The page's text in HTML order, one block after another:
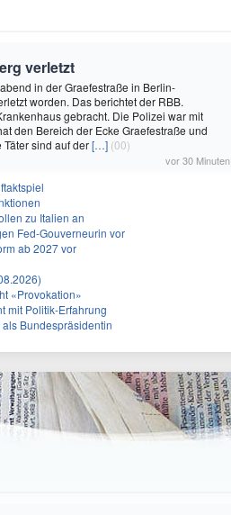
verletzt
in der Graefestraße in Berlin-
worden. Das berichtet der RBB.
gebracht. Die Polizei war mit
den Bereich der Ecke Graefestraße und
sind auf der[…] (00)
vor 30 Minuten
zu Italien an
Fed-Gouverneurin vor
ab 2027 vor
«Provokation»
mit Politik-Erfahrung
Bundespräsidentin